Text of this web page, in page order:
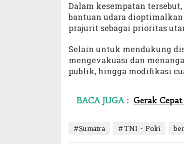
Dalam kesempatan
bantuan udara
prajurit sebagai prioritas
Selain untuk mendukung
mengevakuasi dan
publik, hingga modifikasi
BACA JUGA : Gerak Cepat
#Sumatra #TNI - Polri